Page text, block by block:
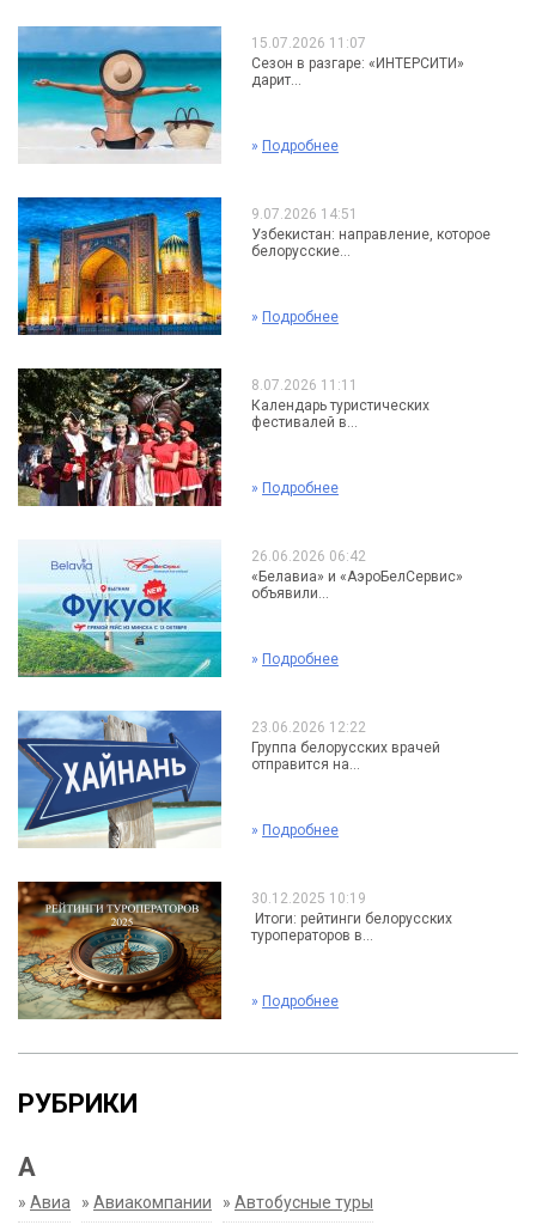
15.07.2026 11:07
Сезон в разгаре: «ИНТЕРСИТИ»
дарит...
» Подробнее
9.07.2026 14:51
Узбекистан: направление, которое
белорусские...
» Подробнее
8.07.2026 11:11
Календарь туристических
фестивалей в...
» Подробнее
26.06.2026 06:42
«Белавиа» и «АэроБелСервис»
объявили...
» Подробнее
23.06.2026 12:22
Группа белорусских врачей
отправится на...
» Подробнее
30.12.2025 10:19
Итоги: рейтинги белорусских
туроператоров в...
» Подробнее
РУБРИКИ
А
» Авиа » Авиакомпании » Автобусные туры